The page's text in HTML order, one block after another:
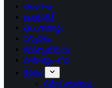
తెలంగాణ
ఆంధ్రప్రదేశ్
తెలంగాణార్థం
సన్నివేశం
బొమ్మా బొరుసు
సాహిత్యం-శోభ
శీర్షికలు
ప్రత్యేక వ్యాసాలు